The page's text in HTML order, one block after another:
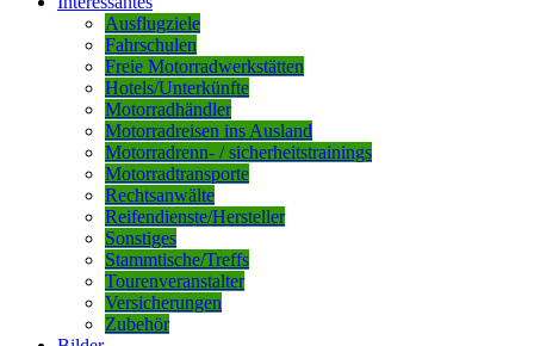
Ausflugziele
Fahrschulen
Freie Motorradwerkstätten
Hotels/Unterkünfte
Motorradhändler
Motorradreisen ins Ausland
Motorradrenn- / sicherheitstrainings
Motorradtransporte
Rechtsanwälte
Reifendienste/Hersteller
Sonstiges
Stammtische/Treffs
Tourenveranstalter
Versicherungen
Zubehör